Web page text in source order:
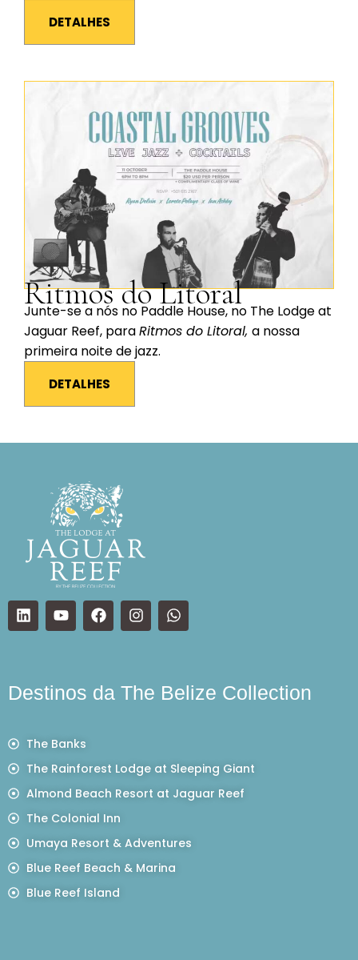
DETALHES
Ritmos do Litoral
Junte-se a nós no Paddle House, no The Lodge at
Jaguar Reef, paraRitmos do Litoral, a nossa
primeira noite de jazz.
DETALHES
Destinos da The Belize Collection
The Banks
The Rainforest Lodge at Sleeping Giant
Almond Beach Resort at Jaguar Reef
The Colonial Inn
Umaya Resort & Adventures
Blue Reef Beach & Marina
Blue Reef Island